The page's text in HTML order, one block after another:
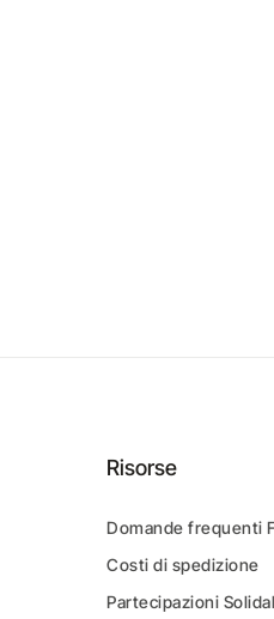
Risorse
Domande frequenti
Costi di spedizione
Partecipazioni